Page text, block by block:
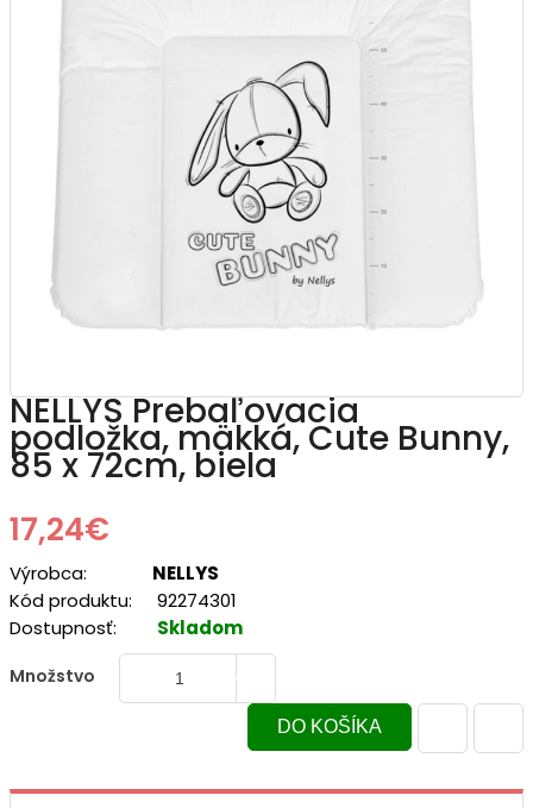
NELLYS Prebaľovacia
podložka, mäkká, Cute Bunny,
85 x 72cm, biela
17,24€
Výrobca:
NELLYS
Kód produktu:
92274301
Dostupnosť:
Skladom
Množstvo